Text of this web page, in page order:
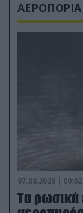
ΑΕΡΟΠΟΡΙΑ
07.08.2026 | 00:02
Τα ρωσικά